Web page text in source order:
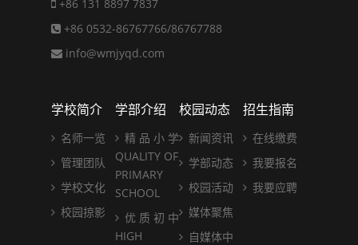
+86 131 8897 7837
+86 0532-86767766/86767788
info@wmjyqd.com
学校简介
名师一览
管理团队
学校文化
校园掠影
学部介绍
精 品 小 学
QUALITY OF
PRIMARY
SCHOOL
优 质 初 中
HIGH
校园动态
新闻资讯
学部动态
校园活动
媒体聚焦
自媒体中
招生指南
在线缴费
我要报名
我要应聘